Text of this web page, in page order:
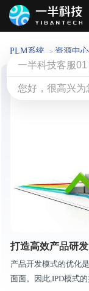
PLM系统 > 资源中心
打造高效产品研
产品开发模式的优化
面面。因此,IPD模式
一半科技客服01
您好，很高兴为